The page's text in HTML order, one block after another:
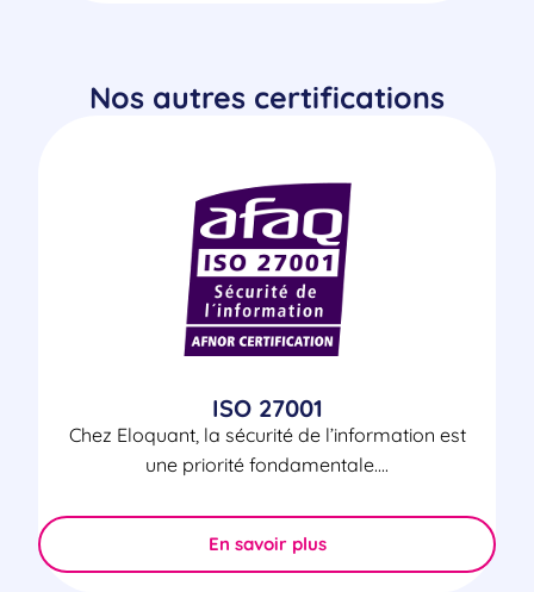
Nos autres certifications
ISO 27001
Chez Eloquant, la sécurité de l’information est
une priorité fondamentale....
En savoir plus